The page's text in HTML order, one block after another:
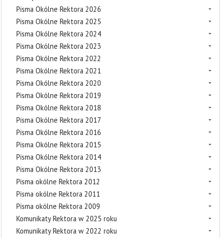
Pisma Okólne Rektora 2026
Pisma Okólne Rektora 2025
Pisma Okólne Rektora 2024
Pisma Okólne Rektora 2023
Pisma Okólne Rektora 2022
Pisma Okólne Rektora 2021
Pisma Okólne Rektora 2020
Pisma Okólne Rektora 2019
Pisma Okólne Rektora 2018
Pisma Okólne Rektora 2017
Pisma Okólne Rektora 2016
Pisma Okólne Rektora 2015
Pisma Okólne Rektora 2014
Pisma Okólne Rektora 2013
Pisma okólne Rektora 2012
Pisma okólne Rektora 2011
Pisma okólne Rektora 2009
Komunikaty Rektora w 2025 roku
Komunikaty Rektora w 2022 roku